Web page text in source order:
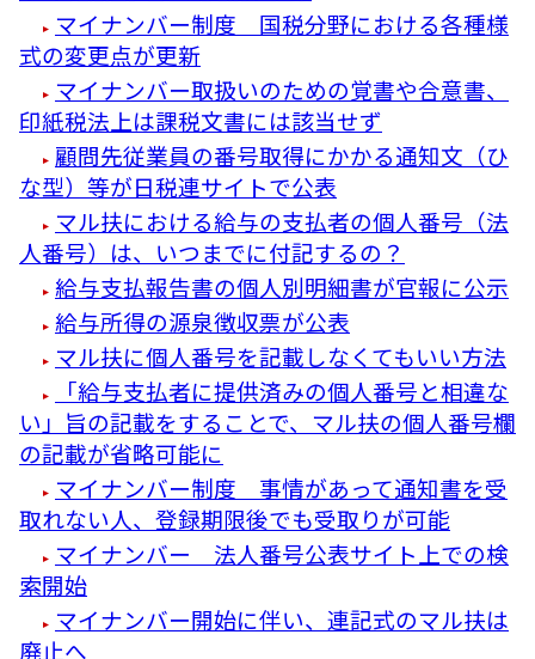
マイナンバー制度 国税分野における各種様
式の変更点が更新
マイナンバー取扱いのための覚書や合意書、
印紙税法上は課税文書には該当せず
顧問先従業員の番号取得にかかる通知文（ひ
な型）等が日税連サイトで公表
マル扶における給与の支払者の個人番号（法
人番号）は、いつまでに付記するの？
給与支払報告書の個人別明細書が官報に公示
給与所得の源泉徴収票が公表
マル扶に個人番号を記載しなくてもいい方法
「給与支払者に提供済みの個人番号と相違な
い」旨の記載をすることで、マル扶の個人番号欄
の記載が省略可能に
マイナンバー制度 事情があって通知書を受
取れない人、登録期限後でも受取りが可能
マイナンバー 法人番号公表サイト上での検
索開始
マイナンバー開始に伴い、連記式のマル扶は
廃止へ